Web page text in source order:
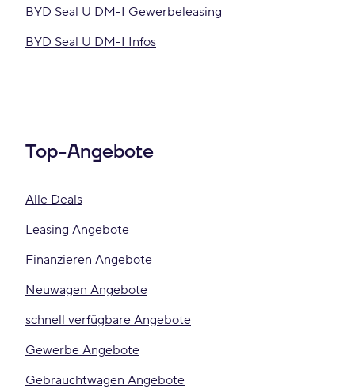
BYD Seal U DM-I Gewerbeleasing
BYD Seal U DM-I Infos
Top-Angebote
Alle Deals
Leasing Angebote
Finanzieren Angebote
Neuwagen Angebote
schnell verfügbare Angebote
Gewerbe Angebote
Gebrauchtwagen Angebote